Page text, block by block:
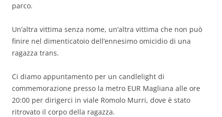
parco.
Un’altra vittima senza nome, un’altra vittima che non può
finire nel dimenticatoio dell’ennesimo omicidio di una
ragazza trans.
Ci diamo appuntamento per un candlelight di
commemorazione presso la metro EUR Magliana alle ore
20:00 per dirigerci in viale Romolo Murri, dove è stato
ritrovato il corpo della ragazza.